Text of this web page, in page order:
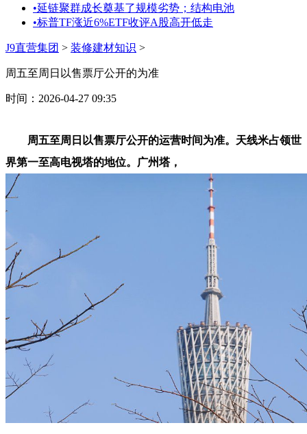
•延链聚群成长奠基了规模劣势；结构电池
•标普TF涨近6%ETF收评A股高开低走
J9直营集团 > 装修建材知识 >
周五至周日以售票厅公开的为准
时间：2026-04-27 09:35
周五至周日以售票厅公开的运营时间为准。天线米占领世
界第一至高电视塔的地位。广州塔，